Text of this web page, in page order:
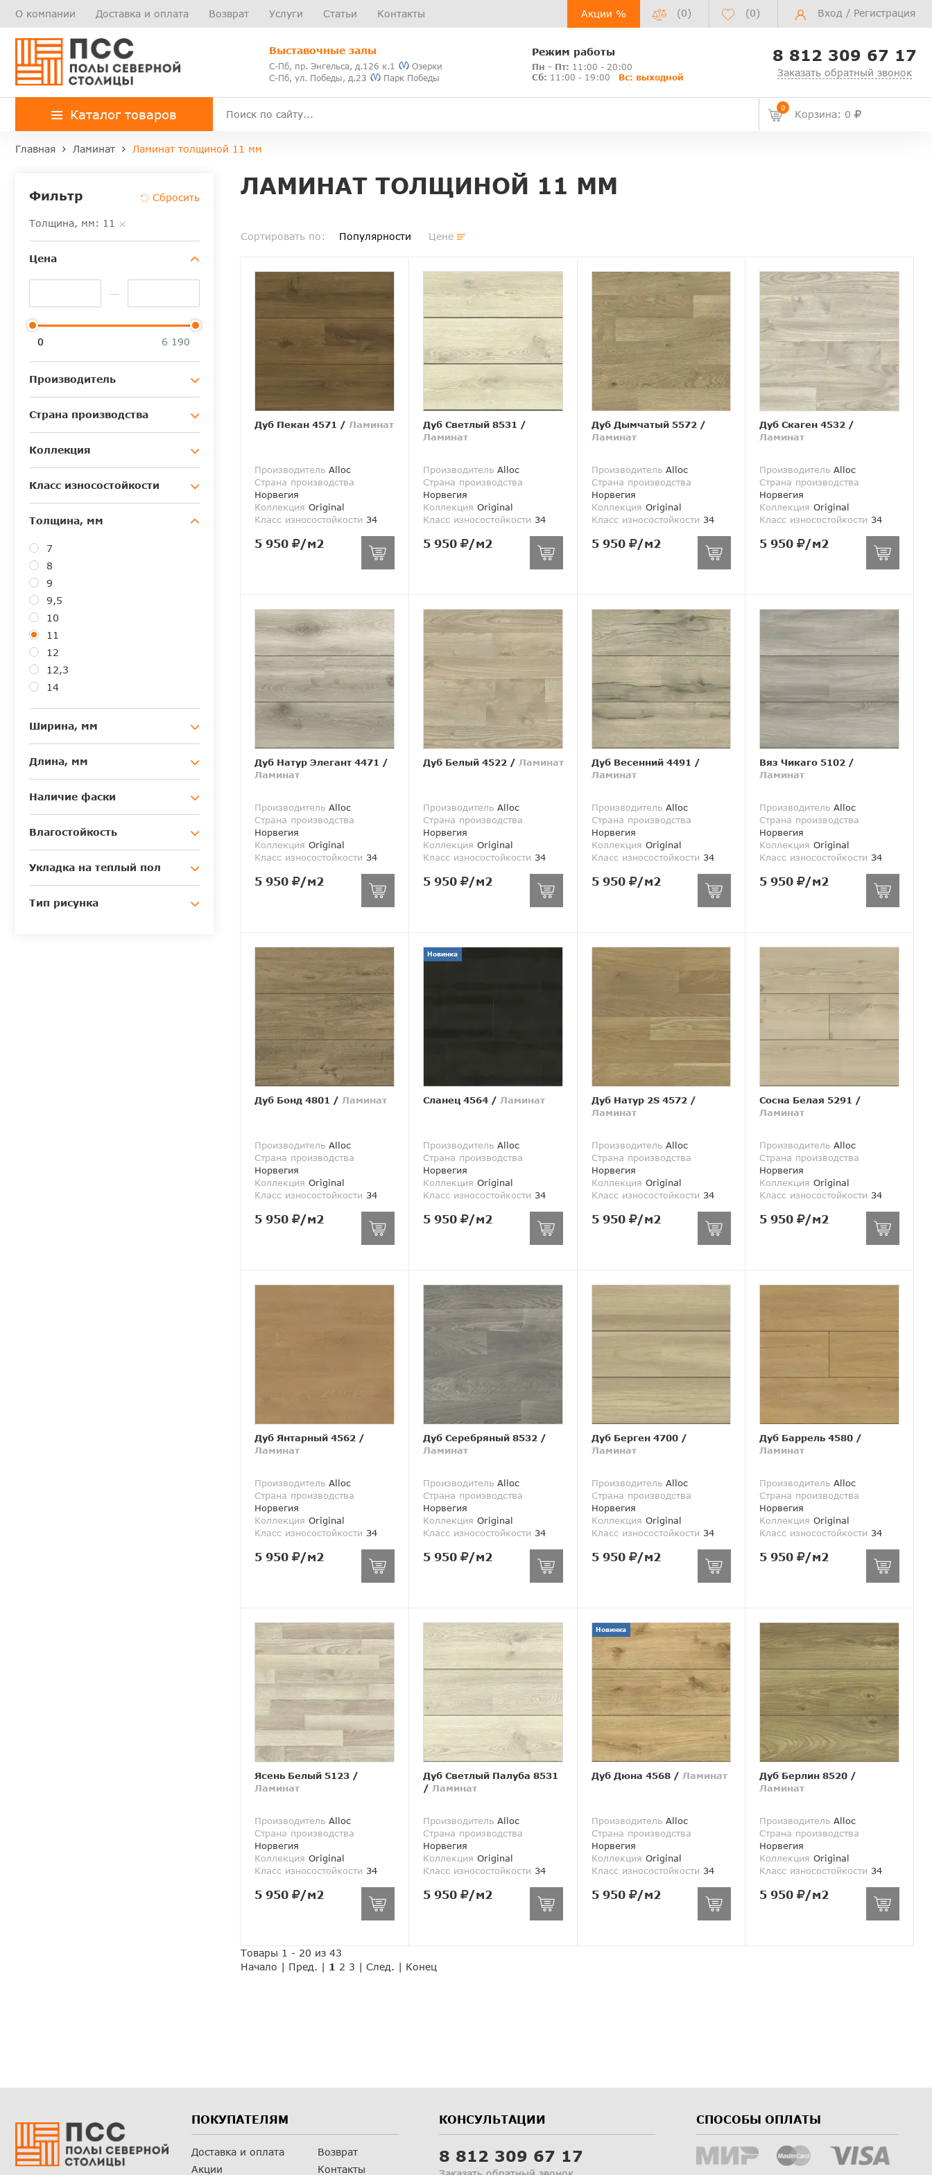
О компании Доставка и оплата Возврат Услуги Статьи Контакты Акции % (0) (0) Вход / Регистрация
Выставочные залы
С-Пб, пр. Энгельса, д.126 к.1
Озерки
С-Пб, ул. Победы, д.23
Парк Победы
Режим работы
Пн - Пт: 11:00 - 20:00
Сб: 11:00 - 19:00 Вс: выходной
8 812 309 67 17
Заказать обратный звонок
Каталог товаров 0
Корзина: 0
Главная Ламинат Ламинат толщиной 11 мм
Фильтр
Толщина, мм: 11
Цена
0 6 190
Производитель
Страна производства
Коллекция
Класс износостойкости
Толщина, мм
7
8
9
9,5
10
11
12
12,3
14
Ширина, мм
Длина, мм
Наличие фаски
Влагостойкость
Укладка на теплый пол
Тип рисунка
ЛАМИНАТ ТОЛЩИНОЙ 11 ММ
Сортировать по: Популярности Цене
Дуб Пекан 4571 / Ламинат
Производитель Alloc
Страна производства
Норвегия
Коллекция Original
Класс износостойкости 34
5 950 /м2
Дуб Светлый 8531 /
Ламинат
ПроизводительAlloc
Страна производства
Норвегия
Коллекция Original
Класс износостойкости 34
5 950 /м2
Дуб Дымчатый 5572 /
Ламинат
ПроизводительAlloc
Страна производства
Норвегия
Коллекция Original
Класс износостойкости 34
5 950 /м2
Дуб Скаген 4532 /
Ламинат
Производитель Alloc
Страна производства
Норвегия
Коллекция Original
Класс износостойкости 34
5 950 /м2
Дуб Натур Элегант 4471 /
Ламинат
Производитель Alloc
Страна производства
Норвегия
Коллекция Original
Класс износостойкости 34
5 950 /м2
Дуб Белый 4522 / Ламинат
ПроизводительAlloc
Страна производства
Норвегия
Коллекция Original
Класс износостойкости 34
5 950 /м2
Дуб Весенний 4491 /
Ламинат
ПроизводительAlloc
Страна производства
Норвегия
Коллекция Original
Класс износостойкости 34
5 950 /м2
Вяз Чикаго 5102 /
Ламинат
Производитель Alloc
Страна производства
Норвегия
Коллекция Original
Класс износостойкости 34
5 950 /м2
Дуб Бонд 4801 / Ламинат
Производитель Alloc
Страна производства
Норвегия
Коллекция Original
Класс износостойкости 34
5 950 /м2
Новинка
Сланец 4564/ Ламинат
ПроизводительAlloc
Страна производства
Норвегия
Коллекция Original
Класс износостойкости 34
5 950 /м2
Дуб Натур 2S 4572 /
Ламинат
ПроизводительAlloc
Страна производства
Норвегия
Коллекция Original
Класс износостойкости 34
5 950 /м2
Сосна Белая 5291 /
Ламинат
Производитель Alloc
Страна производства
Норвегия
Коллекция Original
Класс износостойкости 34
5 950 /м2
Дуб Янтарный 4562 /
Ламинат
Производитель Alloc
Страна производства
Норвегия
Коллекция Original
Класс износостойкости 34
5 950 /м2
Дуб Серебряный 8532 /
Ламинат
ПроизводительAlloc
Страна производства
Норвегия
Коллекция Original
Класс износостойкости 34
5 950 /м2
Дуб Берген 4700/
Ламинат
ПроизводительAlloc
Страна производства
Норвегия
Коллекция Original
Класс износостойкости 34
5 950 /м2
Дуб Баррель 4580 /
Ламинат
Производитель Alloc
Страна производства
Норвегия
Коллекция Original
Класс износостойкости 34
5 950 /м2
Ясень Белый 5123 /
Ламинат
Производитель Alloc
Страна производства
Норвегия
Коллекция Original
Класс износостойкости 34
5 950 /м2
Дуб Светлый Палуба 8531
/ Ламинат
ПроизводительAlloc
Страна производства
Норвегия
Коллекция Original
Класс износостойкости 34
5 950 /м2
Новинка
Дуб Дюна 4568/ Ламинат
ПроизводительAlloc
Страна производства
Норвегия
Коллекция Original
Класс износостойкости 34
5 950 /м2
Дуб Берлин 8520 /
Ламинат
Производитель Alloc
Страна производства
Норвегия
Коллекция Original
Класс износостойкости 34
5 950 /м2
Товары 1 - 20 из 43
Начало | Пред. | 1 2 3 | След. | Конец
ПОКУПАТЕЛЯМ
Доставка и оплата
Акции
Возврат
Контакты
КОНСУЛЬТАЦИИ
8 812 309 67 17
СПОСОБЫ ОПЛАТЫ